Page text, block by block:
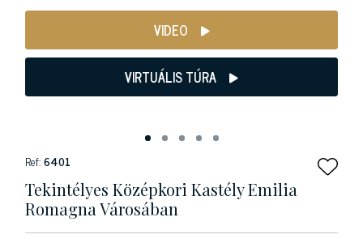
VIDEO
VIRTUÁLIS TÚRA
Ref:6401
Tekintélyes Középkori Kastély Emilia
Romagna Városában